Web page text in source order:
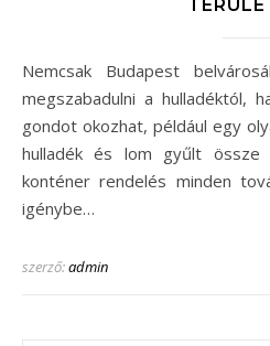
Nemcsak Budapest belvárosában jelenthet problémát
megszabadulni a hulladéktól,
gondot okozhat, például egy
hulladék és lom gyűlt
konténer rendelés minden
igénybe…
szerző:admin